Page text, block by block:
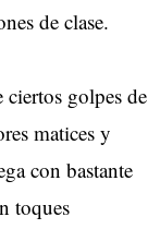
de clase.
ciertos golpes de
matices y
con bastante
toques